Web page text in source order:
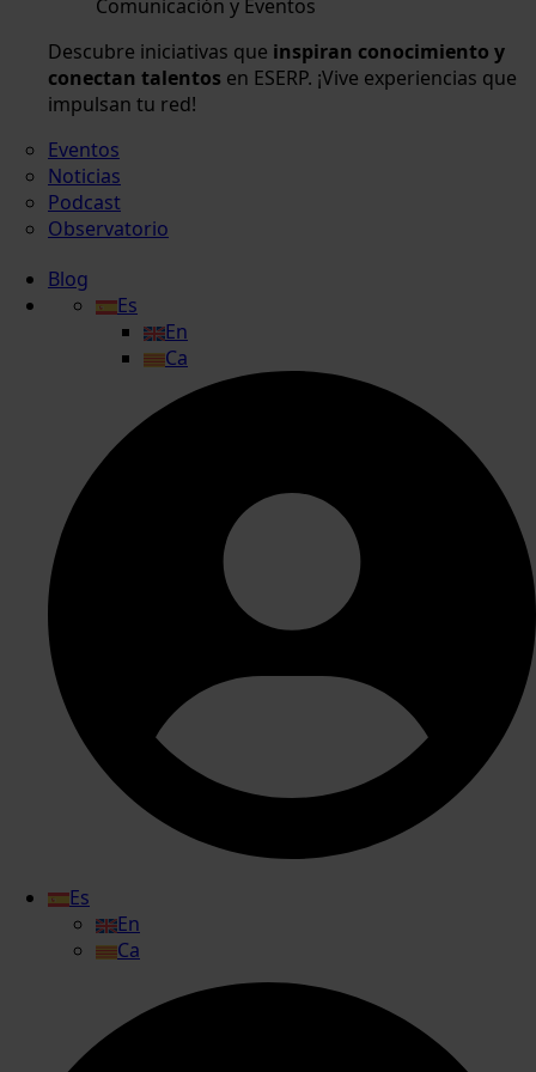
Comunicación y Eventos
Descubre iniciativas que inspiran conocimiento y
conectan talentos en ESERP. ¡Vive experiencias que
impulsan tu red!
Eventos
Noticias
Podcast
Observatorio
Blog
Es
En
Ca
Es
En
Ca